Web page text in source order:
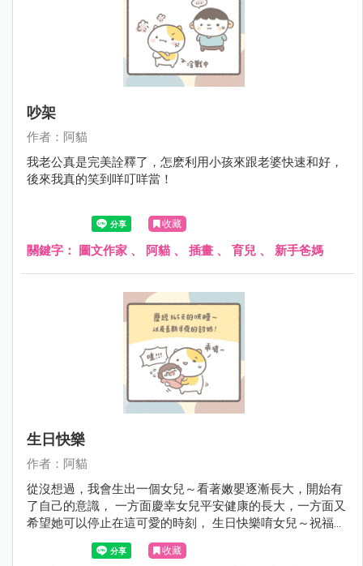
吵架
作者：阿貓
我老公真是完美詮釋了，怎麽利用小孩來跟老婆快速和好，
後來我真的笑到咩叮咩當！
收藏
關鍵字： 圖文作家 、 阿貓 、 插畫 、 育兒 、 新手爸媽
生日快樂
作者：阿貓
從沒想過，我會生出一個女兒～看著嫩嬰逐漸長大，開始有
了自己的意識， 一方面慶幸女兒平安健康的長大，一方面又
希望她可以停止在這可愛的時刻， 生日快樂唷女兒～祝福妳
平安健康繼續陽光開朗愛笑！
收藏